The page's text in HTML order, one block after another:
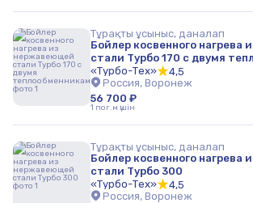
Тұрақты ұсыныс, даналап
Бойлер косвенного нагрева
стали Турбо 170 с двумя
«Турбо-Тех»
4,5
Россия, Воронеж
56 700 ₽
1 пог.м үшін
Тұрақты ұсыныс, даналап
Бойлер косвенного нагрева
стали Турбо 300
«Турбо-Тех»
4,5
Россия, Воронеж